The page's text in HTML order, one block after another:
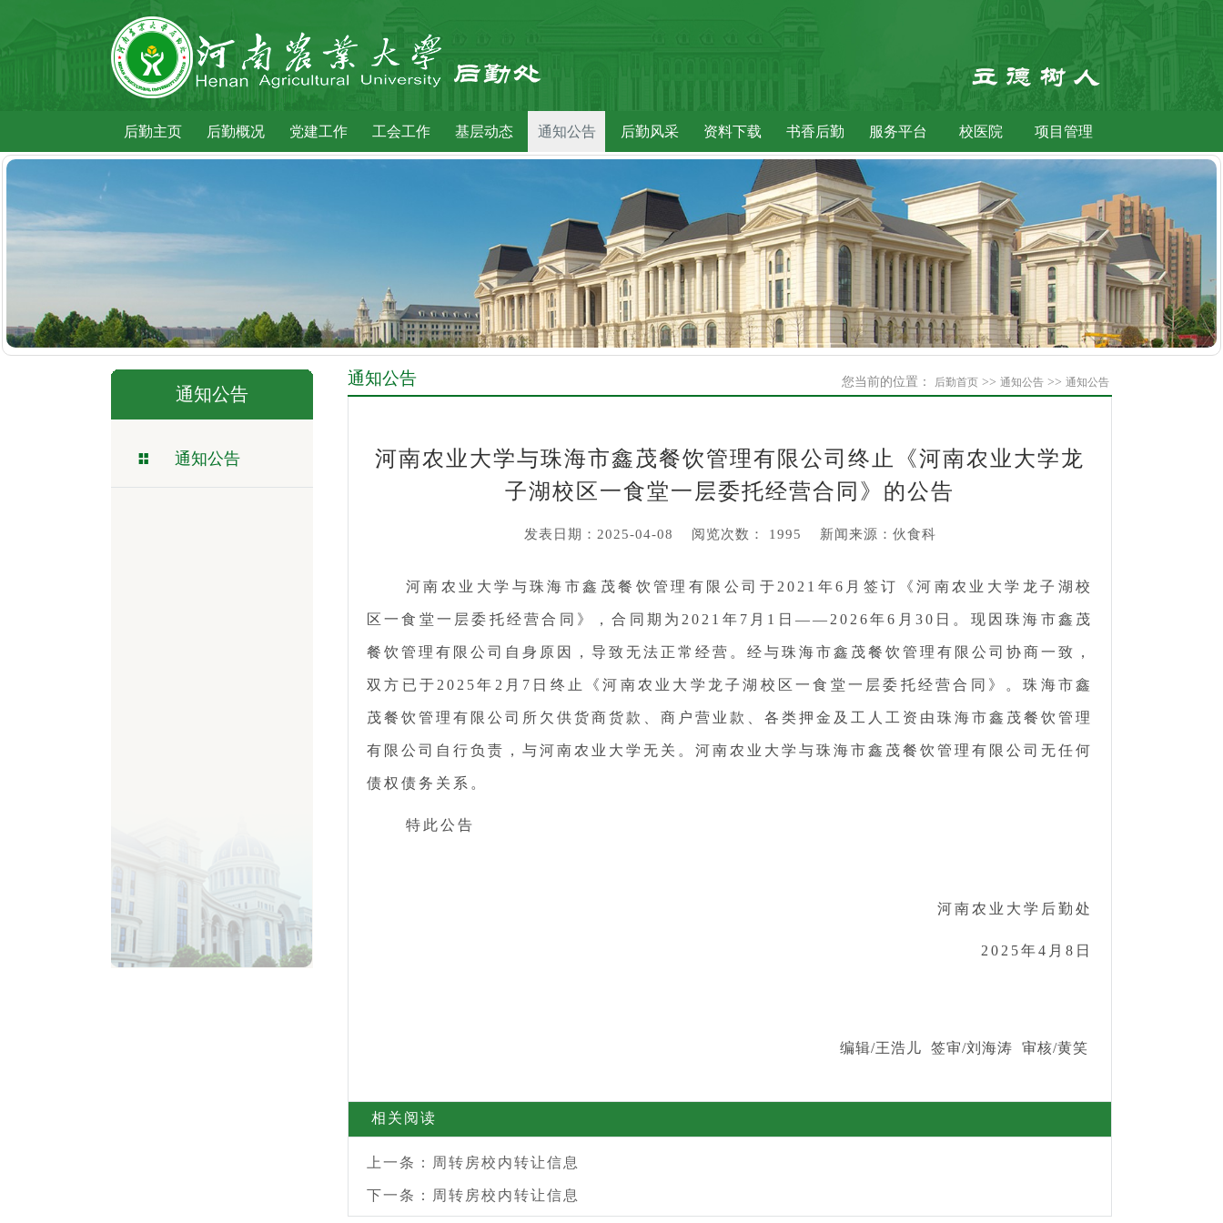
后勤主页 后勤概况 党建工作 工会工作 基层动态 通知公告 后勤风采 资料下载 书香后勤 服务平台 校医院 项目管理
通知公告
通知公告
您当前的位置： 后勤首页 >> 通知公告 >> 通知公告
通知公告
河南农业大学与珠海市鑫茂餐饮管理有限公司终止《河南农业大学龙
子湖校区一食堂一层委托经营合同》的公告
发表日期：2025-04-08 阅览次数： 1995 新闻来源：伙食科
河南农业大学与珠海市鑫茂餐饮管理有限公司于2021年6月签订《河南农业大学龙子湖校
区一食堂一层委托经营合同》，合同期为2021年7月1日——2026年6月30日。现因珠海市鑫茂
餐饮管理有限公司自身原因，导致无法正常经营。经与珠海市鑫茂餐饮管理有限公司协商一致，
双方已于2025年2月7日终止《河南农业大学龙子湖校区一食堂一层委托经营合同》。珠海市鑫
茂餐饮管理有限公司所欠供货商货款、商户营业款、各类押金及工人工资由珠海市鑫茂餐饮管理
有限公司自行负责，与河南农业大学无关。河南农业大学与珠海市鑫茂餐饮管理有限公司无任何
债权债务关系。
特此公告
河南农业大学后勤处
2025年4月8日
编辑/王浩儿 签审/刘海涛 审核/黄笑
相关阅读
上一条： 周转房校内转让信息
下一条： 周转房校内转让信息